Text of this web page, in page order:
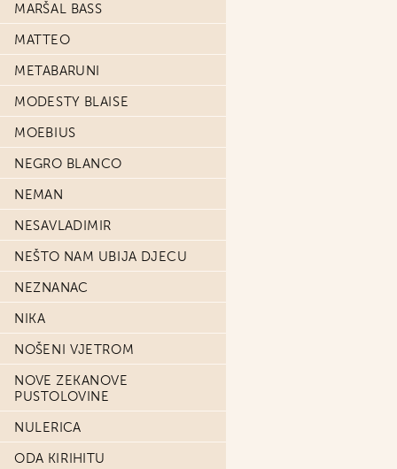
MARŠAL BASS
MATTEO
METABARUNI
MODESTY BLAISE
MOEBIUS
NEGRO BLANCO
NEMAN
NESAVLADIMIR
NEŠTO NAM UBIJA DJECU
NEZNANAC
NIKA
NOŠENI VJETROM
NOVE ZEKANOVE
PUSTOLOVINE
NULERICA
ODA KIRIHITU